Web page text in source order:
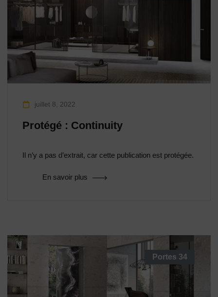
juillet 8, 2022
Protégé : Continuity
Il n’y a pas d’extrait, car cette publication est protégée.
En savoir plus
Portes 34